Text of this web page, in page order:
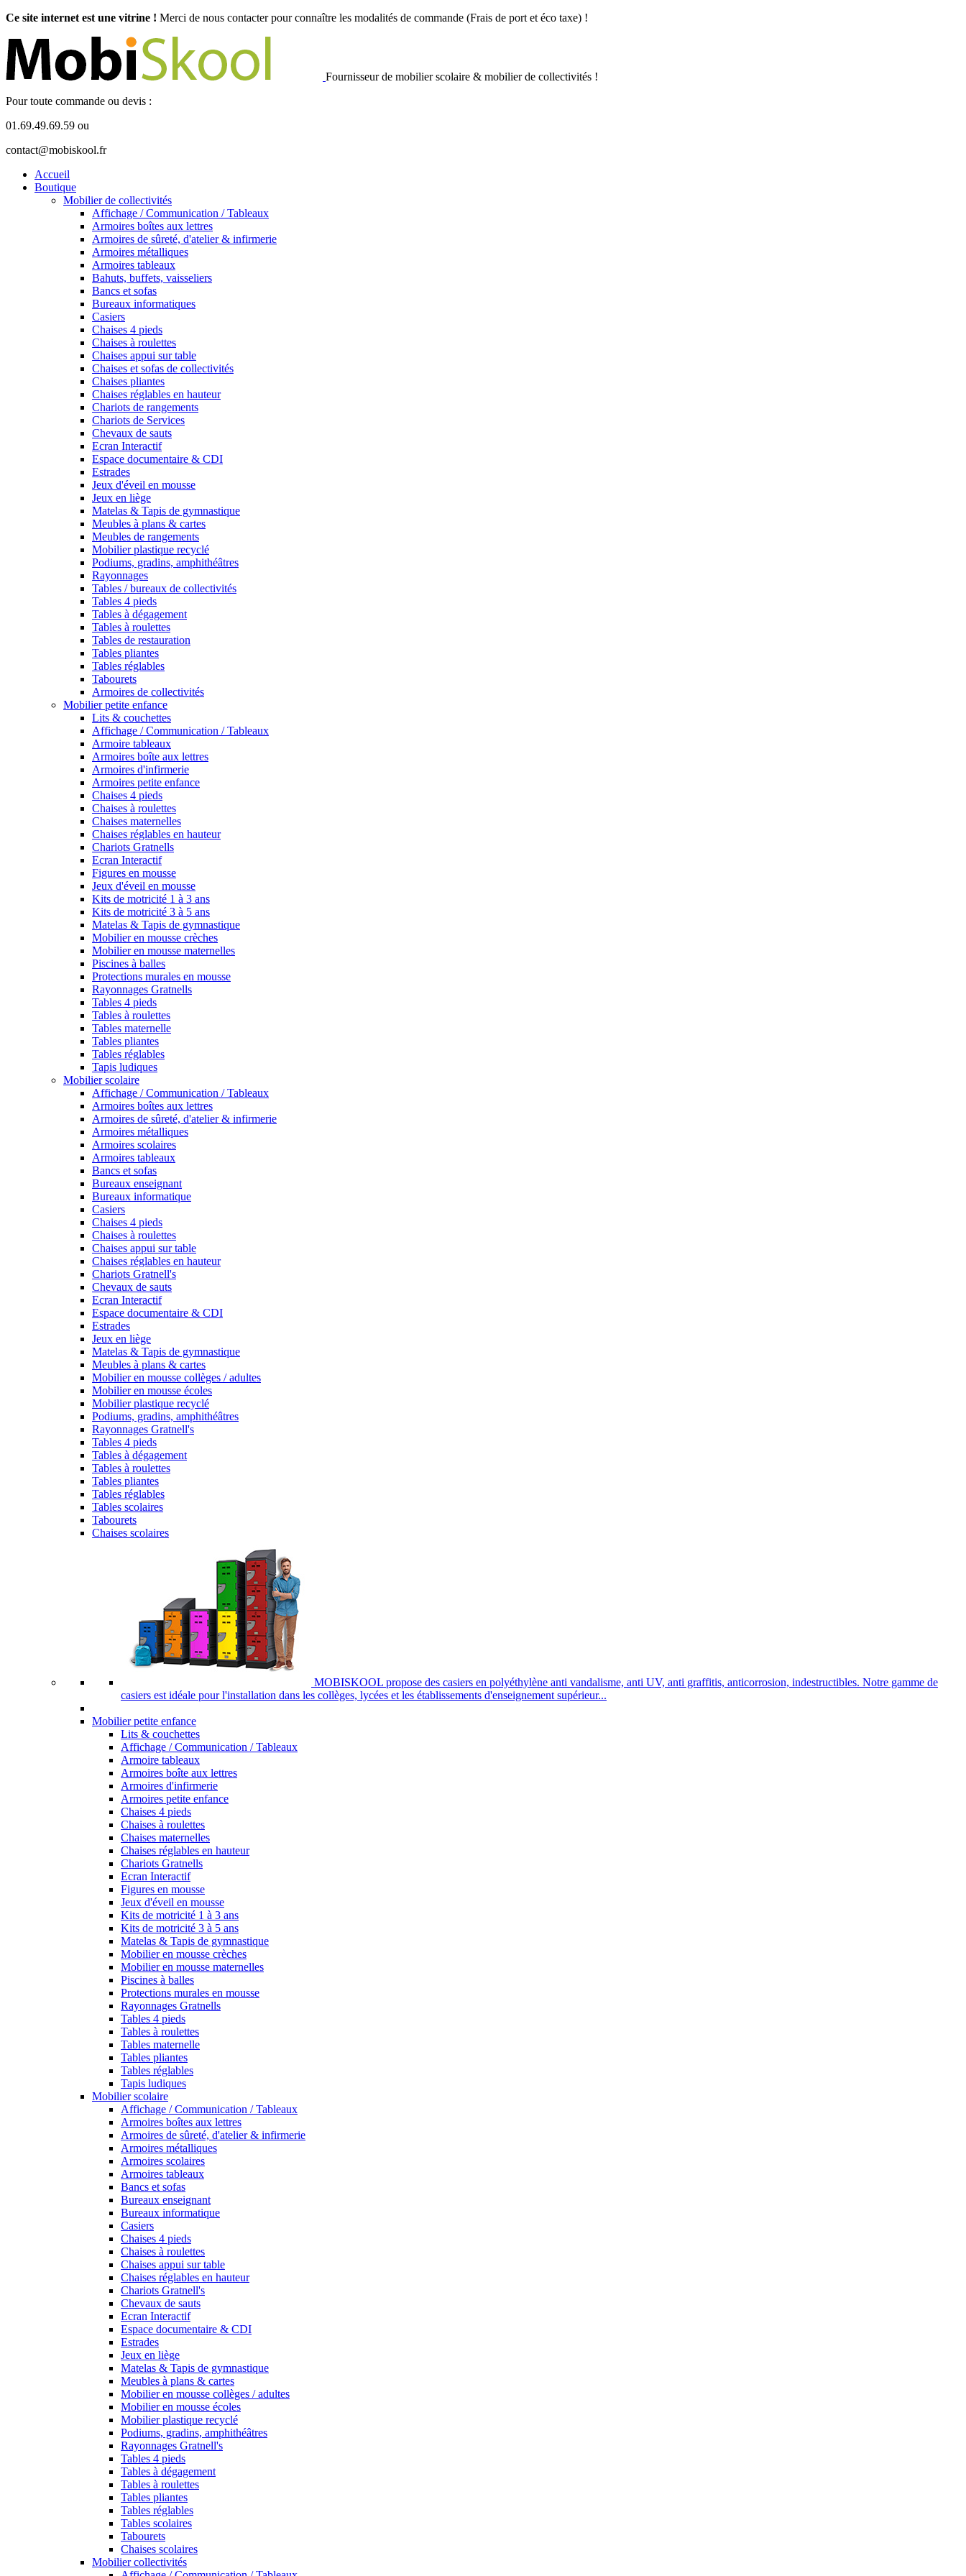
Ce site internet est une vitrine ! Merci de nous contacter pour connaître les modalités de commande (Frais de port et éco taxe) !
Fournisseur de mobilier scolaire & mobilier de collectivités !
Pour toute commande ou devis :
01.69.49.69.59 ou
contact@mobiskool.fr
Accueil
Boutique
Mobilier de collectivités
Affichage / Communication / Tableaux
Armoires boîtes aux lettres
Armoires de sûreté, d'atelier & infirmerie
Armoires métalliques
Armoires tableaux
Bahuts, buffets, vaisseliers
Bancs et sofas
Bureaux informatiques
Casiers
Chaises 4 pieds
Chaises à roulettes
Chaises appui sur table
Chaises et sofas de collectivités
Chaises pliantes
Chaises réglables en hauteur
Chariots de rangements
Chariots de Services
Chevaux de sauts
Ecran Interactif
Espace documentaire & CDI
Estrades
Jeux d'éveil en mousse
Jeux en liège
Matelas & Tapis de gymnastique
Meubles à plans & cartes
Meubles de rangements
Mobilier plastique recyclé
Podiums, gradins, amphithéâtres
Rayonnages
Tables / bureaux de collectivités
Tables 4 pieds
Tables à dégagement
Tables à roulettes
Tables de restauration
Tables pliantes
Tables réglables
Tabourets
Armoires de collectivités
Mobilier petite enfance
Lits & couchettes
Affichage / Communication / Tableaux
Armoire tableaux
Armoires boîte aux lettres
Armoires d'infirmerie
Armoires petite enfance
Chaises 4 pieds
Chaises à roulettes
Chaises maternelles
Chaises réglables en hauteur
Chariots Gratnells
Ecran Interactif
Figures en mousse
Jeux d'éveil en mousse
Kits de motricité 1 à 3 ans
Kits de motricité 3 à 5 ans
Matelas & Tapis de gymnastique
Mobilier en mousse crèches
Mobilier en mousse maternelles
Piscines à balles
Protections murales en mousse
Rayonnages Gratnells
Tables 4 pieds
Tables à roulettes
Tables maternelle
Tables pliantes
Tables réglables
Tapis ludiques
Mobilier scolaire
Affichage / Communication / Tableaux
Armoires boîtes aux lettres
Armoires de sûreté, d'atelier & infirmerie
Armoires métalliques
Armoires scolaires
Armoires tableaux
Bancs et sofas
Bureaux enseignant
Bureaux informatique
Casiers
Chaises 4 pieds
Chaises à roulettes
Chaises appui sur table
Chaises réglables en hauteur
Chariots Gratnell's
Chevaux de sauts
Ecran Interactif
Espace documentaire & CDI
Estrades
Jeux en liège
Matelas & Tapis de gymnastique
Meubles à plans & cartes
Mobilier en mousse collèges / adultes
Mobilier en mousse écoles
Mobilier plastique recyclé
Podiums, gradins, amphithéâtres
Rayonnages Gratnell's
Tables 4 pieds
Tables à dégagement
Tables à roulettes
Tables pliantes
Tables réglables
Tables scolaires
Tabourets
Chaises scolaires
MOBISKOOL propose des casiers en polyéthylène anti vandalisme, anti UV, anti graffitis, anticorrosion, indestructibles. Notre gamme de
casiers est idéale pour l'installation dans les collèges, lycées et les établissements d'enseignement supérieur...
Mobilier petite enfance
Lits & couchettes
Affichage / Communication / Tableaux
Armoire tableaux
Armoires boîte aux lettres
Armoires d'infirmerie
Armoires petite enfance
Chaises 4 pieds
Chaises à roulettes
Chaises maternelles
Chaises réglables en hauteur
Chariots Gratnells
Ecran Interactif
Figures en mousse
Jeux d'éveil en mousse
Kits de motricité 1 à 3 ans
Kits de motricité 3 à 5 ans
Matelas & Tapis de gymnastique
Mobilier en mousse crèches
Mobilier en mousse maternelles
Piscines à balles
Protections murales en mousse
Rayonnages Gratnells
Tables 4 pieds
Tables à roulettes
Tables maternelle
Tables pliantes
Tables réglables
Tapis ludiques
Mobilier scolaire
Affichage / Communication / Tableaux
Armoires boîtes aux lettres
Armoires de sûreté, d'atelier & infirmerie
Armoires métalliques
Armoires scolaires
Armoires tableaux
Bancs et sofas
Bureaux enseignant
Bureaux informatique
Casiers
Chaises 4 pieds
Chaises à roulettes
Chaises appui sur table
Chaises réglables en hauteur
Chariots Gratnell's
Chevaux de sauts
Ecran Interactif
Espace documentaire & CDI
Estrades
Jeux en liège
Matelas & Tapis de gymnastique
Meubles à plans & cartes
Mobilier en mousse collèges / adultes
Mobilier en mousse écoles
Mobilier plastique recyclé
Podiums, gradins, amphithéâtres
Rayonnages Gratnell's
Tables 4 pieds
Tables à dégagement
Tables à roulettes
Tables pliantes
Tables réglables
Tables scolaires
Tabourets
Chaises scolaires
Mobilier collectivités